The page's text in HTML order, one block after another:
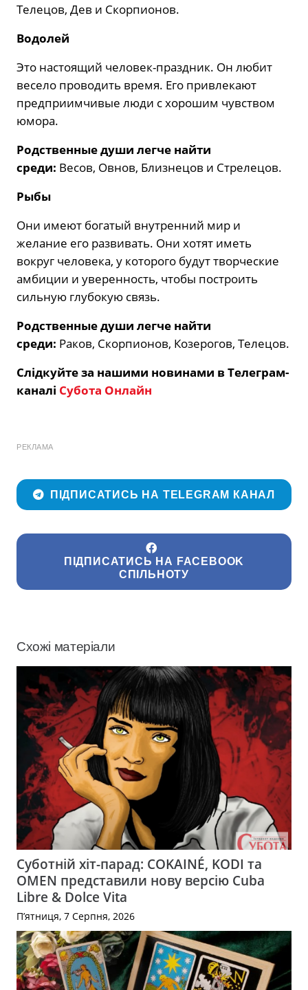
Телецов, Дев и Скорпионов.
Водолей
Это настоящий человек-праздник. Он любит
весело проводить время. Его привлекают
предприимчивые люди с хорошим чувством
юмора.
Родственные души легче найти
среди: Весов, Овнов, Близнецов и Стрелецов.
Рыбы
Они имеют богатый внутренний мир и
желание его развивать. Они хотят иметь
вокруг человека, у которого будут творческие
амбиции и уверенность, чтобы построить
сильную глубокую связь.
Родственные души легче найти
среди: Раков, Скорпионов, Козерогов, Телецов.
Слідкуйте за нашими новинами в Телеграм-
каналі Субота Онлайн
РЕКЛАМА
ПІДПИСАТИСЬ НА TELEGRAM КАНАЛ
ПІДПИСАТИСЬ НА FACEBOOK
СПІЛЬНОТУ
Схожі матеріали
Суботній хіт-парад: COKAINÉ, KODI та
OMEN представили нову версію Cuba
Libre & Dolce Vita
П’ятниця, 7 Серпня, 2026